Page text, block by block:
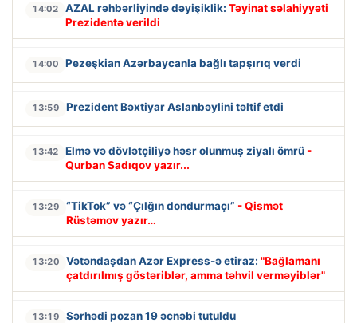
14:02 AZAL rəhbərliyində dəyişiklik: Təyinat səlahiyyəti
Prezidentə verildi
14:00 Pezeşkian Azərbaycanla bağlı tapşırıq verdi
13:59 Prezident Bəxtiyar Aslanbəylini təltif etdi
13:42 Elmə və dövlətçiliyə həsr olunmuş ziyalı ömrü -
Qurban Sadıqov yazır...
13:29 “TikTok” və “Çılğın dondurmaçı” - Qismət
Rüstəmov yazır…
13:20 Vətəndaşdan Azər Express-ə etiraz: "Bağlamanı
çatdırılmış göstəriblər, amma təhvil verməyiblər"
13:19 Sərhədi pozan 19 əcnəbi tutuldu